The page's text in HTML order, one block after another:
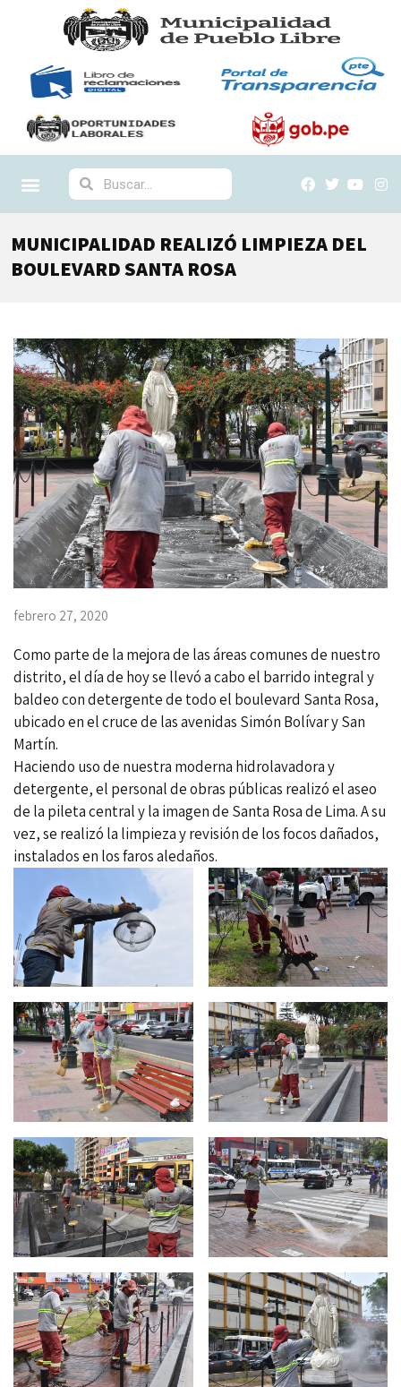
MUNICIPALIDAD REALIZÓ LIMPIEZA DEL
BOULEVARD SANTA ROSA
febrero 27, 2020
Como parte de la mejora de las áreas comunes de nuestro
distrito, el día de hoy se llevó a cabo el barrido integral y
baldeo con detergente de todo el boulevard Santa Rosa,
ubicado en el cruce de las avenidas Simón Bolívar y San
Martín.
Haciendo uso de nuestra moderna hidrolavadora y
detergente, el personal de obras públicas realizó el aseo
de la pileta central y la imagen de Santa Rosa de Lima. A su
vez, se realizó la limpieza y revisión de los focos dañados,
instalados en los faros aledaños.